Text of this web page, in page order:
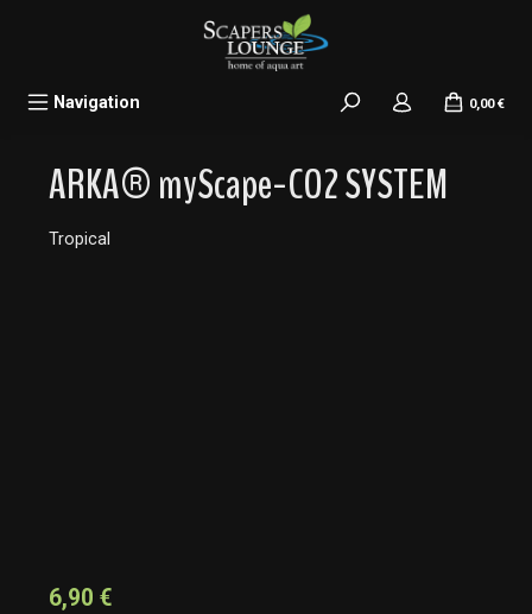
Navigation 0,00 €
ARKA® myScape-CO2 SYSTEM
Tropical
6,90 €